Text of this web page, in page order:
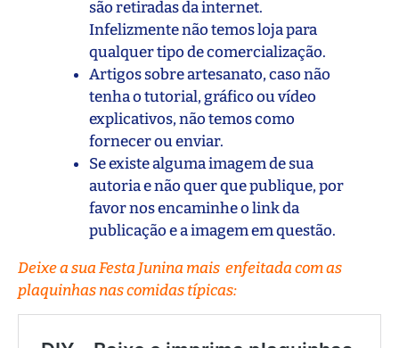
são retiradas da internet.
Infelizmente não temos loja para
qualquer tipo de comercialização.
Artigos sobre artesanato, caso não
tenha o tutorial, gráfico ou vídeo
explicativos, não temos como
fornecer ou enviar.
Se existe alguma imagem de sua
autoria e não quer que publique, por
favor nos encaminhe o link da
publicação e a imagem em questão.
Deixe a sua Festa Junina mais enfeitada com as
plaquinhas nas comidas típicas: